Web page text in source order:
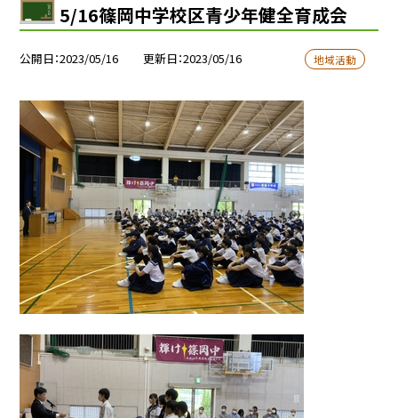
5/16篠岡中学校区青少年健全育成会
公開日 2023/05/16 更新日 2023/05/16 地域活動